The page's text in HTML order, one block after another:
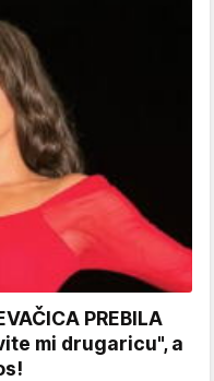
PREBILA
mi drugaricu", a